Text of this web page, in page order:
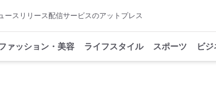
ースリリース配信サービスのアットプレス
ァッション・美容 ライフスタイル スポーツ ビジ